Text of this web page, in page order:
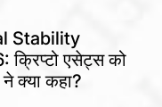
Stability
एसेट्स को
क्या कहा?